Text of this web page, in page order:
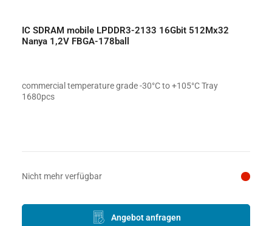
IC SDRAM mobile LPDDR3-2133 16Gbit 512Mx32
Nanya 1,2V FBGA-178ball
commercial temperature grade -30°C to +105°C Tray
1680pcs
Preis auf Anfrage
Nicht mehr verfügbar
Angebot anfragen